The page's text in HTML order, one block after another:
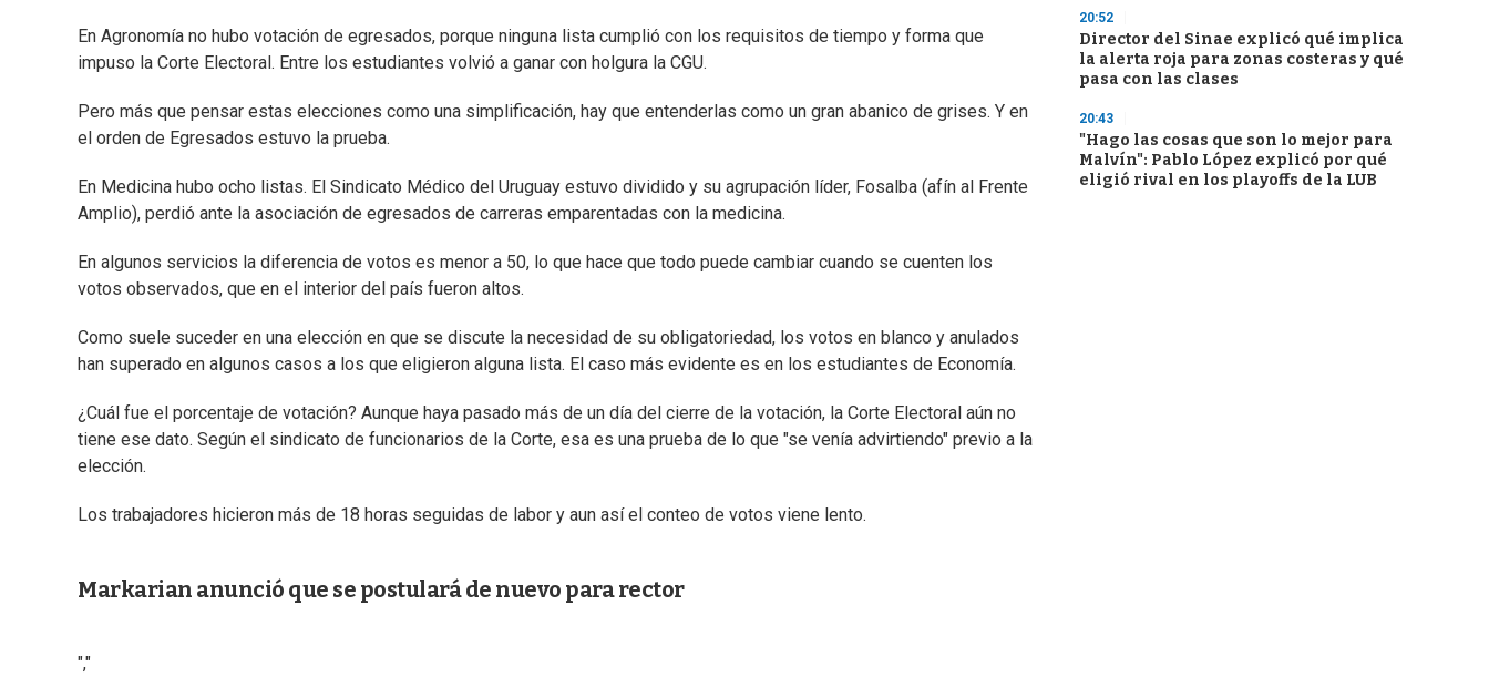
En Agronomía no hubo votación de egresados, porque ninguna lista cumplió con los requisitos de tiempo y forma que
impuso la Corte Electoral. Entre los estudiantes volvió a ganar con holgura la CGU.
Pero más que pensar estas elecciones como una simplificación, hay que entenderlas como un gran abanico de grises. Y en
el orden de Egresados estuvo la prueba.
En Medicina hubo ocho listas. El Sindicato Médico del Uruguay estuvo dividido y su agrupación líder, Fosalba (afín al Frente
Amplio), perdió ante la asociación de egresados de carreras emparentadas con la medicina.
En algunos servicios la diferencia de votos es menor a 50, lo que hace que todo puede cambiar cuando se cuenten los
votos observados, que en el interior del país fueron altos.
Como suele suceder en una elección en que se discute la necesidad de su obligatoriedad, los votos en blanco y anulados
han superado en algunos casos a los que eligieron alguna lista. El caso más evidente es en los estudiantes de Economía.
¿Cuál fue el porcentaje de votación? Aunque haya pasado más de un día del cierre de la votación, la Corte Electoral aún no
tiene ese dato. Según el sindicato de funcionarios de la Corte, esa es una prueba de lo que "se venía advirtiendo" previo a la
elección.
Los trabajadores hicieron más de 18 horas seguidas de labor y aun así el conteo de votos viene lento.
Markarian anunció que se postulará de nuevo para rector
","
20:52
Director del Sinae explicó qué implica
la alerta roja para zonas costeras y qué
pasa con las clases
20:43
"Hago las cosas que son lo mejor para
Malvín": Pablo López explicó por qué
eligió rival en los playoffs de la LUB